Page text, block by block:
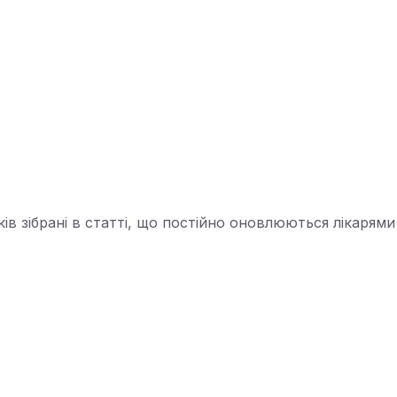
зібрані в статті, що постійно оновлюються лікарями